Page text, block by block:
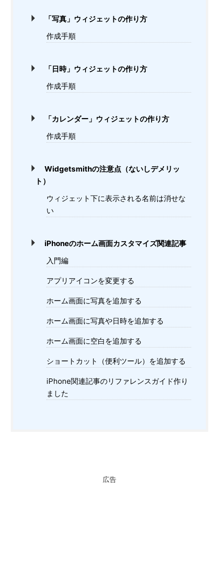
「写真」ウィジェットの作り方
作成手順
「日時」ウィジェットの作り方
作成手順
「カレンダー」ウィジェットの作り方
作成手順
Widgetsmithの注意点（ないしデメリッ
ト）
ウィジェット下に表示される名前は消せな
い
iPhoneのホーム画面カスタマイズ関連記事
入門編
アプリアイコンを変更する
ホーム画面に写真を追加する
ホーム画面に写真や日時を追加する
ホーム画面に空白を追加する
ショートカット（便利ツール）を追加する
iPhone関連記事のリファレンスガイド作り
ました
広告